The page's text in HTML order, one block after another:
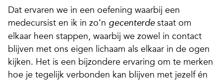
Dat ervaren we in een oefening waarbij een
medecursist en ik in zo’n gecenterdestaat om
elkaar heen stappen, waarbij we zowel in contact
blijven met ons eigen lichaam als elkaar in de ogen
kijken. Het is een bijzondere ervaring om te merken
hoe je tegelijk verbonden kan blijven met jezelf én